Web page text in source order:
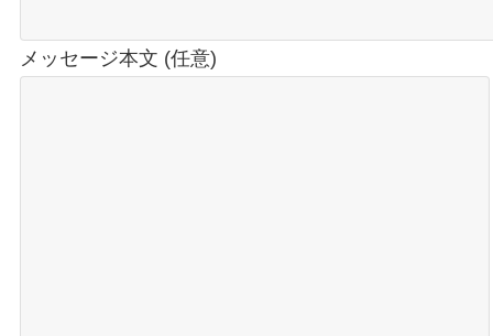
メッセージ本文 (任意)